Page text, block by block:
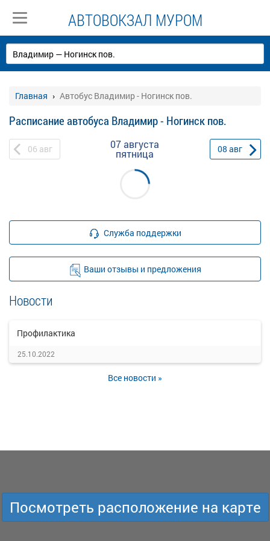
АВТОВОКЗАЛ МУРОМ
Главная Автобус Владимир - Ногинск пов.
Расписание автобуса Владимир - Ногинск пов.
06 авг 07 августа
пятница 08 авг
Служба поддержки
Ваши отзывы и предложения
Новости
Профилактика
25.10.2022
Все новости »
Посмотреть расположение на карте